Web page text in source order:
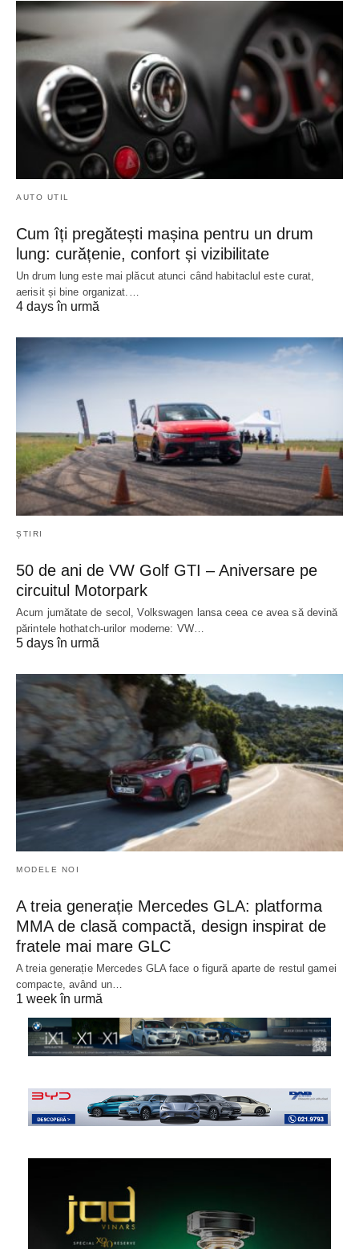
AUTO UTIL
Cum îți pregătești mașina pentru un drum
lung: curățenie, confort și vizibilitate
Un drum lung este mai plăcut atunci când habitaclul este curat,
aerisit și bine organizat.…
4 days în urmă
ȘTIRI
50 de ani de VW Golf GTI – Aniversare pe
circuitul Motorpark
Acum jumătate de secol, Volkswagen lansa ceea ce avea să devină
părintele hothatch-urilor moderne: VW…
5 days în urmă
MODELE NOI
A treia generație Mercedes GLA: platforma
MMA de clasă compactă, design inspirat de
fratele mai mare GLC
A treia generație Mercedes GLA face o figură aparte de restul gamei
compacte, având un…
1 week în urmă